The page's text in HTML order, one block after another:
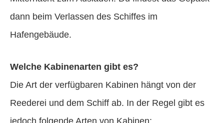
dann beim Verlassen des Schiffes im
Hafengebäude.
Welche Kabinenarten gibt es?
Die Art der verfügbaren Kabinen hängt von der
Reederei und dem Schiff ab. In der Regel gibt es
jedoch folgende Arten von Kabinen: